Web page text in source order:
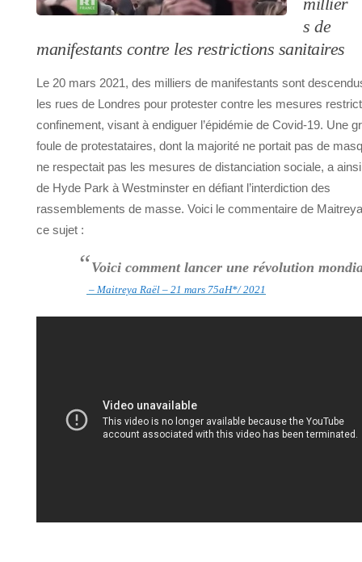
millier
s de
manifestants contre les restrictions sanitaires
Le 20 mars 2021, des milliers de manifestants sont
les rues de Londres pour protester contre les mesures
confinement, visant à endiguer l’épidémie de Covid-19. Une
foule de protestataires, dont la majorité ne portait pas de
ne respectait pas les mesures de distanciation sociale, a
de Hyde Park à Westminster en défiant l’interdiction des
rassemblements de masse. Voici le commentaire de
ce sujet :
“Voici comment lancer une révolution
– Maitreya Raël – 21 mars 75aH*/ 2021